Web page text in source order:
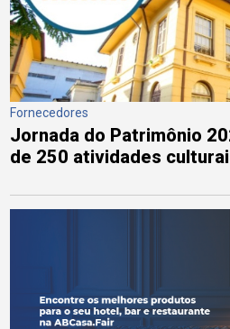
Fornecedores
Jornada do Patrimônio
de 250 atividades